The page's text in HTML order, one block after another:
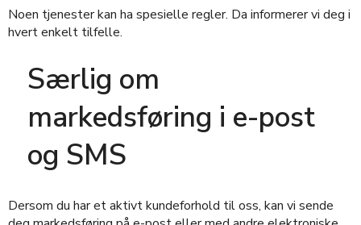
Noen tjenester kan ha spesielle regler. Da informerer vi deg i
hvert enkelt tilfelle.
Særlig om
markedsføring i e-post
og SMS
Dersom du har et aktivt kundeforhold til oss, kan vi sende